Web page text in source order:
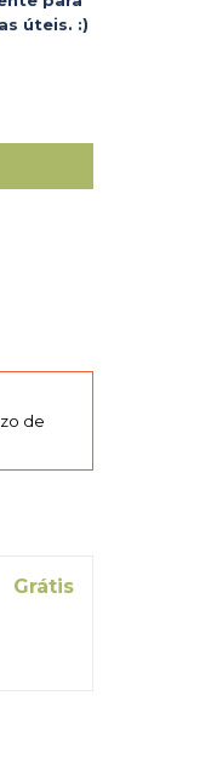
úteis. :)
de
Grátis